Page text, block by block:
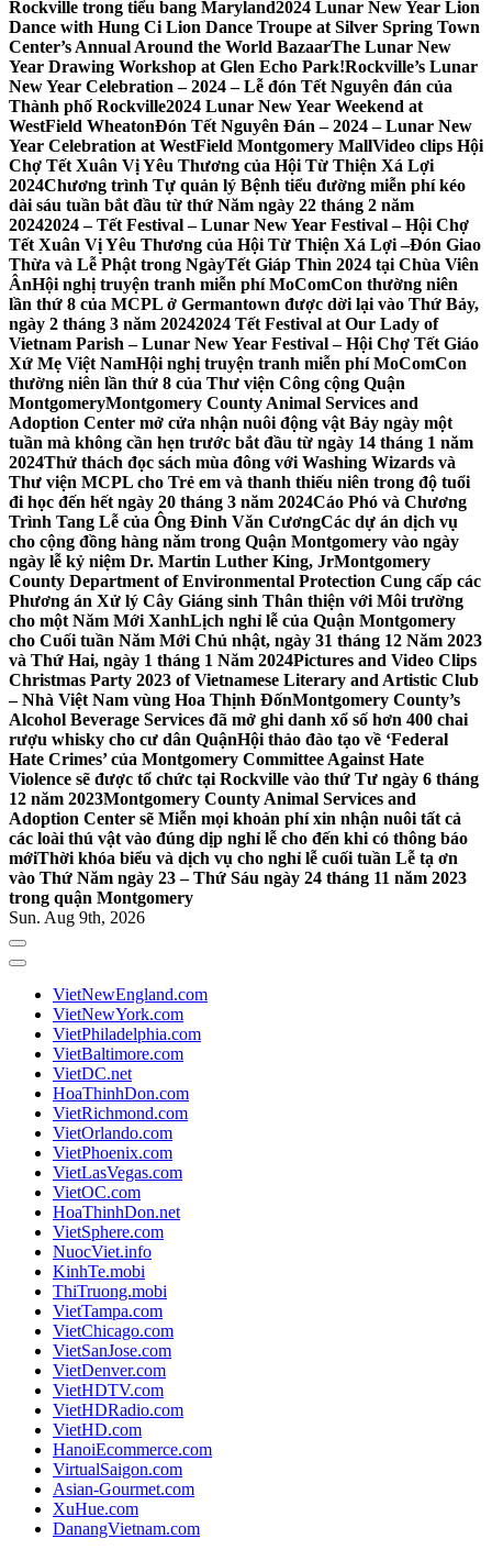
Rockville trong tiểu bang Maryland2024 Lunar New Year Lion
Dance with Hung Ci Lion Dance Troupe at Silver Spring Town
Center’s Annual Around the World BazaarThe Lunar New
Year Drawing Workshop at Glen Echo Park!Rockville’s Lunar
New Year Celebration – 2024 – Lễ đón Tết Nguyên đán của
Thành phố Rockville2024 Lunar New Year Weekend at
WestField WheatonĐón Tết Nguyên Đán – 2024 – Lunar New
Year Celebration at WestField Montgomery MallVideo clips Hội
Chợ Tết Xuân Vị Yêu Thương của Hội Từ Thiện Xá Lợi
2024Chương trình Tự quản lý Bệnh tiểu đường miễn phí kéo
dài sáu tuần bắt đầu từ thứ Năm ngày 22 tháng 2 năm
20242024 – Tết Festival – Lunar New Year Festival – Hội Chợ
Tết Xuân Vị Yêu Thương của Hội Từ Thiện Xá Lợi –Đón Giao
Thừa và Lễ Phật trong NgàyTết Giáp Thìn 2024 tại Chùa Viên
ÂnHội nghị truyện tranh miễn phí MoComCon thường niên
lần thứ 8 của MCPL ở Germantown được dời lại vào Thứ Bảy,
ngày 2 tháng 3 năm 20242024 Tết Festival at Our Lady of
Vietnam Parish – Lunar New Year Festival – Hội Chợ Tết Giáo
Xứ Mẹ Việt NamHội nghị truyện tranh miễn phí MoComCon
thường niên lần thứ 8 của Thư viện Công cộng Quận
MontgomeryMontgomery County Animal Services and
Adoption Center mở cửa nhận nuôi động vật Bảy ngày một
tuần mà không cần hẹn trước bắt đầu từ ngày 14 tháng 1 năm
2024Thử thách đọc sách mùa đông với Washing Wizards và
Thư viện MCPL cho Trẻ em và thanh thiếu niên trong độ tuổi
đi học đến hết ngày 20 tháng 3 năm 2024Cáo Phó và Chương
Trình Tang Lễ của Ông Đinh Văn CươngCác dự án dịch vụ
cho cộng đồng hàng năm trong Quận Montgomery vào ngày
ngày lễ kỷ niệm Dr. Martin Luther King, JrMontgomery
County Department of Environmental Protection Cung cấp các
Phương án Xử lý Cây Giáng sinh Thân thiện với Môi trường
cho một Năm Mới XanhLịch nghỉ lễ của Quận Montgomery
cho Cuối tuần Năm Mới Chủ nhật, ngày 31 tháng 12 Năm 2023
và Thứ Hai, ngày 1 tháng 1 Năm 2024Pictures and Video Clips
Christmas Party 2023 of Vietnamese Literary and Artistic Club
– Nhà Việt Nam vùng Hoa Thịnh ĐốnMontgomery County’s
Alcohol Beverage Services đã mở ghi danh xổ số hơn 400 chai
rượu whisky cho cư dân QuậnHội thảo đào tạo về ‘Federal
Hate Crimes’ của Montgomery Committee Against Hate
Violence sẽ được tổ chức tại Rockville vào thứ Tư ngày 6 tháng
12 năm 2023Montgomery County Animal Services and
Adoption Center sẽ Miễn mọi khoản phí xin nhận nuôi tất cả
các loài thú vật vào đúng dịp nghỉ lễ cho đến khi có thông báo
mớiThời khóa biểu và dịch vụ cho nghỉ lễ cuối tuần Lễ tạ ơn
vào Thứ Năm ngày 23 – Thứ Sáu ngày 24 tháng 11 năm 2023
trong quận Montgomery
Sun. Aug 9th, 2026
VietNewEngland.com
VietNewYork.com
VietPhiladelphia.com
VietBaltimore.com
VietDC.net
HoaThinhDon.com
VietRichmond.com
VietOrlando.com
VietPhoenix.com
VietLasVegas.com
VietOC.com
HoaThinhDon.net
VietSphere.com
NuocViet.info
KinhTe.mobi
ThiTruong.mobi
VietTampa.com
VietChicago.com
VietSanJose.com
VietDenver.com
VietHDTV.com
VietHDRadio.com
VietHD.com
HanoiEcommerce.com
VirtualSaigon.com
Asian-Gourmet.com
XuHue.com
DanangVietnam.com